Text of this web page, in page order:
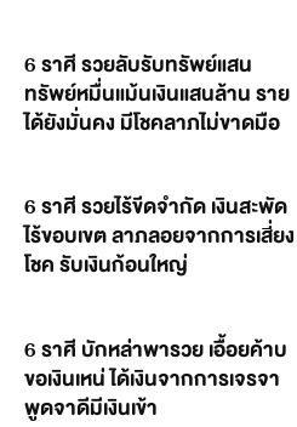
6 ราศี รวยลับรับทรัพย์แสน
ทรัพย์หมื่นแม้นเงินแสนล้าน ราย
ได้ยังมั่นคง มีโชคลาภไม่ขาดมือ
6 ราศี รวยไร้ขีดจำกัด เงินสะพัด
ไร้ขอบเขต ลาภลอยจากการเสี่ยง
โชค รับเงินก้อนใหญ่
6 ราศี บักหล่าพารวย เอื้อยค้าบ
ขอเงินเหน่ ได้เงินจากการเจรจา
พูดจาดีมีเงินเข้า